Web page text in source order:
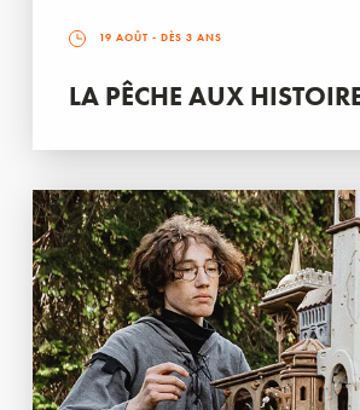
19 AOÛT - DÈS 3 ANS
LA PÊCHE AUX